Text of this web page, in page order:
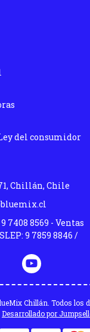
del consumidor
Chillán, Chile
7408 8569 - Ventas
9 7859 8846 /
Chillán. Todos los
Desarrollado por